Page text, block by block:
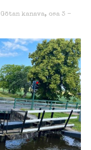
Götan kanava, osa 3 –